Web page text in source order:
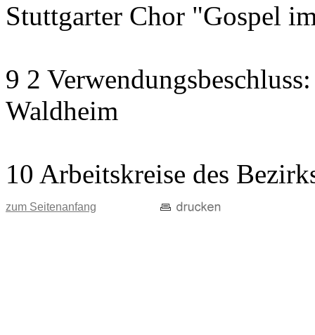
Stuttgarter Chor "Gospel
9 2
Waldheim
10 Arbeitskreise des
zum Seitenanfang